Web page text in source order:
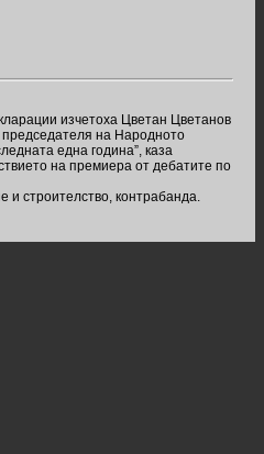
изчетоха Цветан Цветанов
на Народното
една година”, каза
на премиера от дебатите по
и строителство, контрабанда.